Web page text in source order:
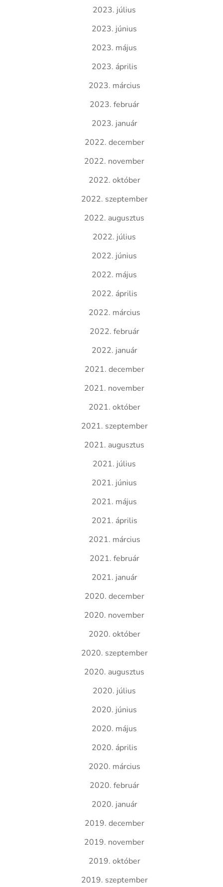
2023. július
2023. június
2023. május
2023. április
2023. március
2023. február
2023. január
2022. december
2022. november
2022. október
2022. szeptember
2022. augusztus
2022. július
2022. június
2022. május
2022. április
2022. március
2022. február
2022. január
2021. december
2021. november
2021. október
2021. szeptember
2021. augusztus
2021. július
2021. június
2021. május
2021. április
2021. március
2021. február
2021. január
2020. december
2020. november
2020. október
2020. szeptember
2020. augusztus
2020. július
2020. június
2020. május
2020. április
2020. március
2020. február
2020. január
2019. december
2019. november
2019. október
2019. szeptember